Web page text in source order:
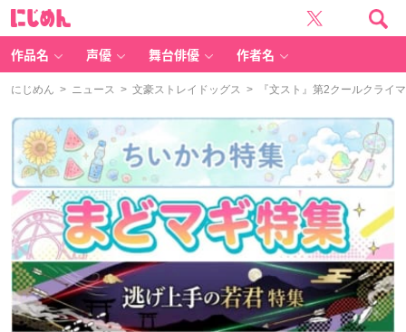
作品名 声優 舞台俳優 作者名
にじめん > ニュース > 文豪ストレイドッグス > 『文スト』第2クールクライ